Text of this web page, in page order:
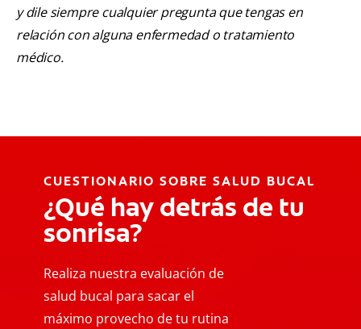
y dile siempre cualquier pregunta que tengas en
relación con alguna enfermedad o tratamiento
médico.
CUESTIONARIO SOBRE SALUD BUCAL
¿Qué hay detrás de tu
sonrisa?
Realiza nuestra evaluación de
salud bucal para sacar el
máximo provecho de tu rutina